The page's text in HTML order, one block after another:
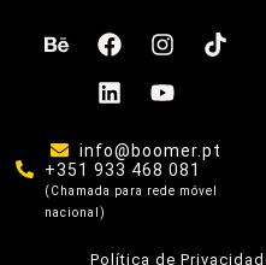
info@boomer.pt
+351 933 468 081
(Chamada para rede móvel
nacional)
Política de